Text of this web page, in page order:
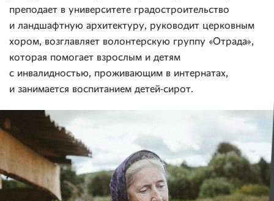
преподает в университете градостроительство
и ландшафтную архитектуру, руководит церковным
хором, возглавляет волонтерскую группу «Отрада»,
которая помогает взрослым и детям
с инвалидностью, проживающим в интернатах,
и занимается воспитанием детей-сирот.